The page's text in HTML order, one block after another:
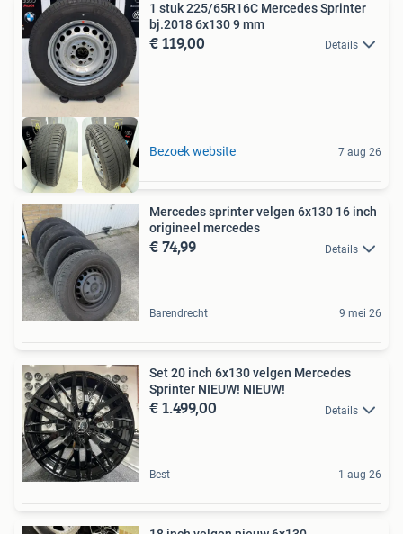
1 stuk 225/65R16C Mercedes Sprinter
bj.2018 6x130 9 mm
€ 119,00 Details
Bezoek website 7 aug 26
Mercedes sprinter velgen 6x130 16 inch
origineel mercedes
€ 74,99 Details
Barendrecht 9 mei 26
Set 20 inch 6x130 velgen Mercedes
Sprinter NIEUW! NIEUW!
€ 1.499,00 Details
Best 1 aug 26